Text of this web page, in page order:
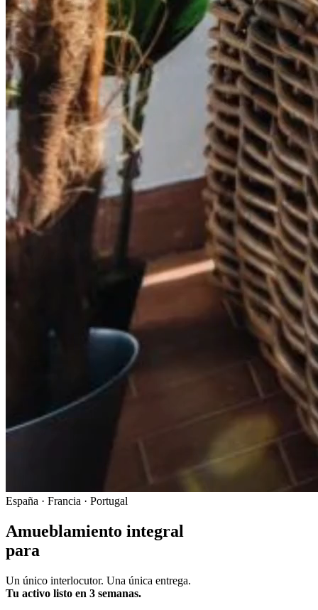
España · Francia · Portugal
Amueblamiento integral
para
Un único interlocutor. Una única entrega.
Tu activo listo en 3 semanas.